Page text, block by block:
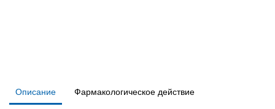
Описание Фармакологическое действие